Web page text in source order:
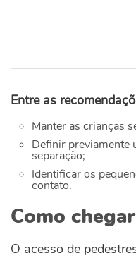
Entre as
Manter as crianças
Definir previamente
separação;
Identificar os
contato.
Como
O acesso de